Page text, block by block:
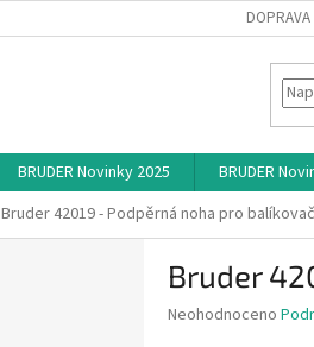
BRUDER Novinky 2025 BRUDER
Bruder 42019 - Podpěrná noha pro
Bruder
Průměrné
Neohodnoceno